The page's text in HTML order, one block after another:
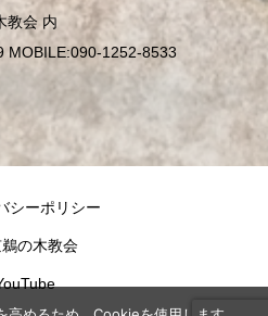
教会 内
MOBILE:090-1252-8533
シーポリシー
の木教会